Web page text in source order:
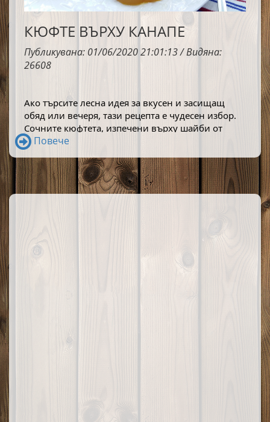
КЮФТЕ ВЪРХУ КАНАПЕ
Публикувана: 01/06/2020 21:01:13 / Видяна:
26608
Ако търсите лесна идея за вкусен и засищащ
обяд или вечеря, тази рецепта е чудесен избор.
Сочните кюфтета, изпечени върху шайби от
чушка и покрити с апетитна златиста коричка от
кашкавал, са комбинация, която се приготвя с
малко усилия, а резултатът е впечатляващо
вкусен.
Повече